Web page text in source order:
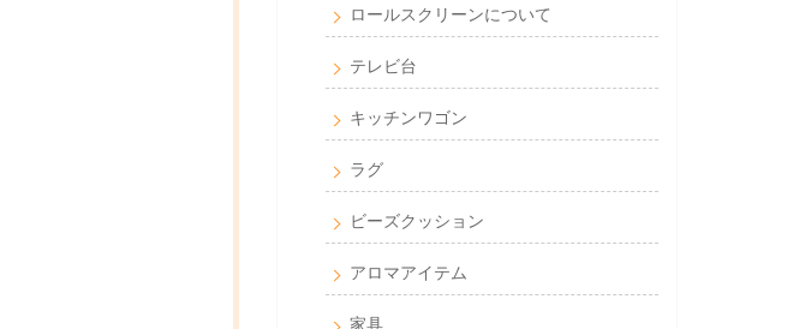
ロールスクリーンについて
テレビ台
キッチンワゴン
ラグ
ビーズクッション
アロマアイテム
家具